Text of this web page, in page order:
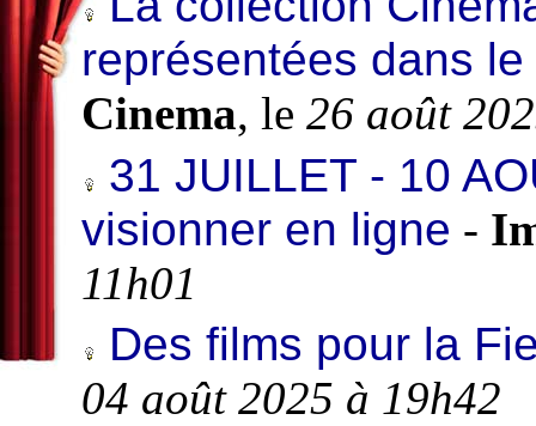
représentées dans
Cinema, le 26 août
31 JUILLET - 10
visionner en ligne -
11h01
Des films pour la
04 août 2025 à 19h42